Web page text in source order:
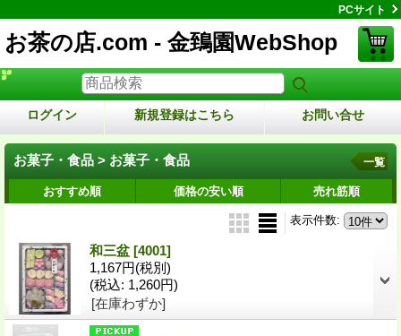
PCサイト
お茶の店.com - 金鵄園WebShop
ログイン 新規登録はこちら お問い合せ
お菓子・食品 > お菓子・食品 一覧
おすすめ順 価格の安い順 売れ筋順
表示件数:
和三盆 [4001]
1,167円(税別)
(税込: 1,260円)
[在庫わずか]